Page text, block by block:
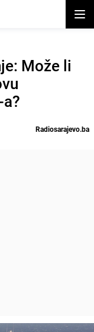
Može li
Radiosarajevo.ba